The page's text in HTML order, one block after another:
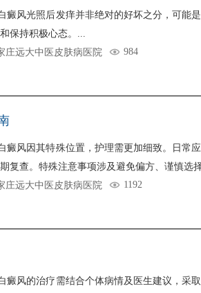
癜风光照后发痒并非绝对的好坏之分，可能
保持积极心态。...
庄远大中医皮肤病医院 984
癜风因其特殊位置，护理需更加细致。日常
复查。特殊注意事项涉及避免偏方、谨慎选择
庄远大中医皮肤病医院 1192
癜风的治疗需结合个体病情及医生建议，采